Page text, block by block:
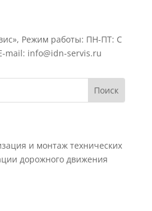
Режим работы: ПН-ПТ: С
mail: info@idn-servis.ru
и монтаж технических
дорожного движения